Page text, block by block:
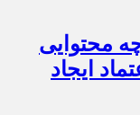
محتوایی
ایجاد